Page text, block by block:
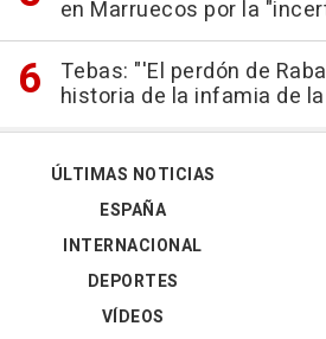
en Marruecos por la
Tebas: "'El perdón de
historia de la infamia de la
ÚLTIMAS NOTICIAS
ESPAÑA
INTERNACIONAL
DEPORTES
VÍDEOS